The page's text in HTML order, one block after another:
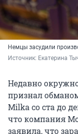
Немцы засудили
Источник: Екатерина
Недавно
признал
Milka со ста до
что компания
заявила, что